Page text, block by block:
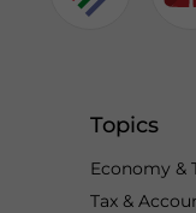
Topics
Economy &
Tax &